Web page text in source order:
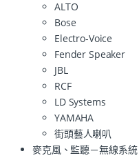
ALTO
Bose
Electro-Voice
Fender Speaker
JBL
RCF
LD Systems
YAMAHA
街頭藝人喇叭
麥克風、監聽－無線系統